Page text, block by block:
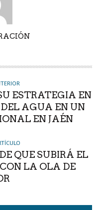
ESTRATEGIA EN
AGUA EN UN
EN JAÉN
QUE SUBIRÁ EL
LA OLA DE